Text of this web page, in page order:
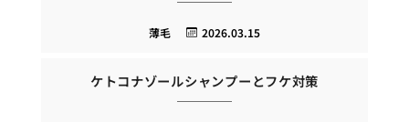
2026.03.15
薄毛
ケトコナゾールシャンプーとフケ対策